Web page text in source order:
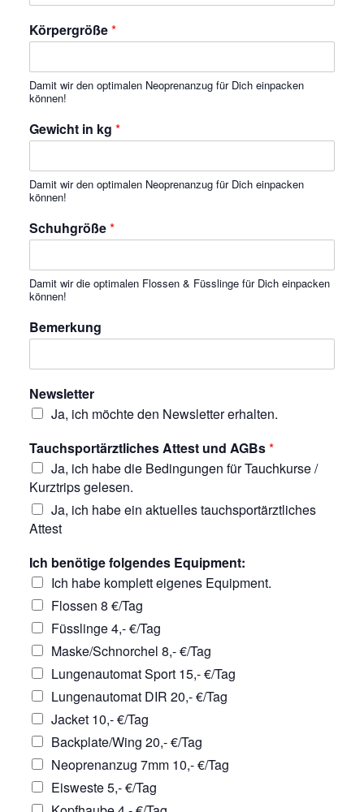
Körpergröße*
Damit wir den optimalen Neoprenanzug für Dich einpacken
können!
Gewicht in kg *
Damit wir den optimalen Neoprenanzug für Dich einpacken
können!
Schuhgröße*
Damit wir die optimalen Flossen & Füsslinge für Dich einpacken
können!
Bemerkung
Newsletter
Ja, ich möchte den Newsletter erhalten.
Tauchsportärztliches Attest und AGBs*
Ja, ich habe die Bedingungen für Tauchkurse /
Kurztrips gelesen.
Ja, ich habe ein aktuelles tauchsportärztliches
Attest
Ich benötige folgendes Equipment:
Ich habe komplett eigenes Equipment.
Flossen 8 €/Tag
Füsslinge 4,- €/Tag
Maske/Schnorchel 8,- €/Tag
Lungenautomat Sport 15,- €/Tag
Lungenautomat DIR 20,- €/Tag
Jacket 10,- €/Tag
Backplate/Wing 20,- €/Tag
Neoprenanzug 7mm 10,- €/Tag
Eisweste 5,- €/Tag